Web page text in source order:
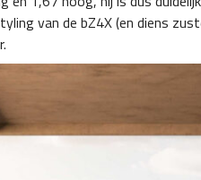
van de bZ4X (en diens